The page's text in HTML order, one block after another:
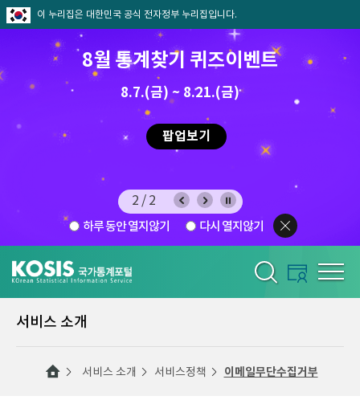
이 누리집은 대한민국 공식 전자정부 누리집입니다.
2026.7.29 ~ 8.7
8월 통계찾기 퀴즈이벤트
8.7.(금) ~ 8.21.(금)
팝업보기
2/2
하루 동안 열지않기 다시 열지않기
서비스 소개
서비스 소개 서비스정책 이메일무단수집거부